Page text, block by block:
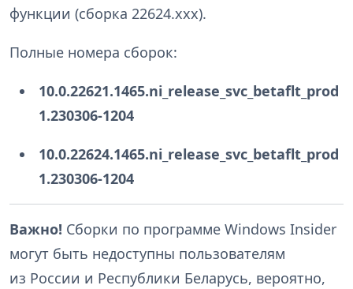
функции (сборка 22624.xxx).
Полные номера сборок:
10.0.22621.1465.ni_release_svc_betaflt_prod
1.230306-1204
10.0.22624.1465.ni_release_svc_betaflt_prod
1.230306-1204
Важно! Сборки по программе Windows Insider
могут быть недоступны пользователям
из России и Республики Беларусь, вероятно,